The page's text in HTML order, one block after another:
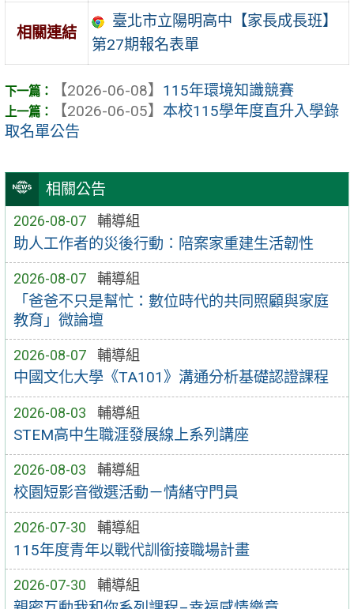
相關公告
2026-08-07 輔導組
助人工作者的災後行動：陪案家重建生活韌性
2026-08-07 輔導組
「爸爸不只是幫忙：數位時代的共同照顧與家庭
教育」微論壇
2026-08-07 輔導組
中國文化大學《TA101》溝通分析基礎認證課程
2026-08-03 輔導組
STEM高中生職涯發展線上系列講座
2026-08-03 輔導組
校園短影音徵選活動－情緒守門員
2026-07-30 輔導組
115年度青年以戰代訓銜接職場計畫
2026-07-30 輔導組
相關連結
臺北市立陽明高中【家長成長班】
第27期報名表單
【2026-06-08】 115年環境知識競賽
【2026-06-05】 本校115學年度直升入學錄
取名單公告